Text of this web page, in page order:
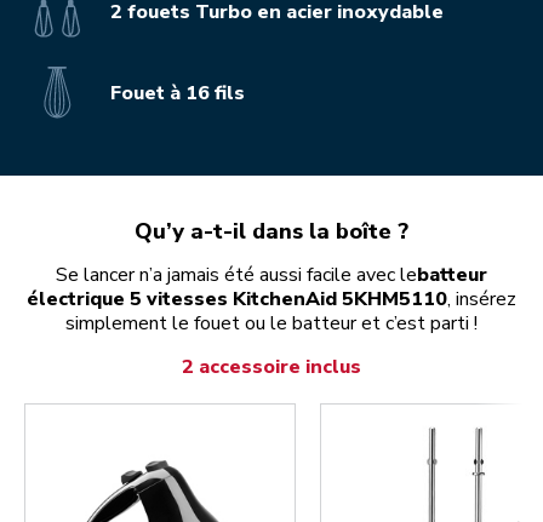
2 fouets Turbo en acier inoxydable
Fouet à 16 fils
Qu’y a-t-il dans la boîte ?
Se lancer n’a jamais été aussi facile avec lebatteur
électrique 5 vitesses KitchenAid 5KHM5110, insérez
simplement le fouet ou le batteur et c’est parti !
2 accessoire inclus